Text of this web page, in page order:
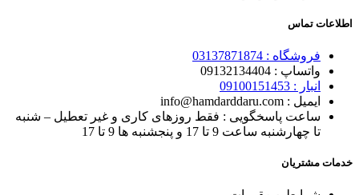
اطلاعات تماس
فروشگاه : 03137871874
واتساپ : 0 9132134404
انبار : 0 9100151453
ایمیل : info@hamdarddaru.com
ساعت پاسخگویی : فقط روزهای کاری و غیر تعطیل – شنبه
تا چهارشنبه ساعت 9 تا 17 و پنجشنبه ها 9 تا 17
خدمات مشتریان